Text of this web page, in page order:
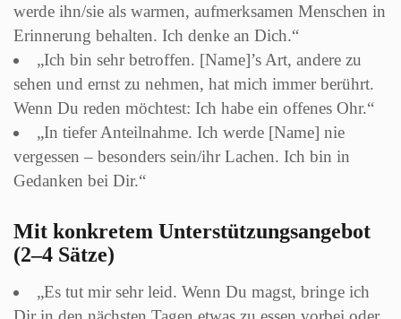
werde ihn/sie als warmen, aufmerksamen Menschen in
Erinnerung behalten. Ich denke an Dich.“
„Ich bin sehr betroffen. [Name]’s Art, andere zu
sehen und ernst zu nehmen, hat mich immer berührt.
Wenn Du reden möchtest: Ich habe ein offenes Ohr.“
„In tiefer Anteilnahme. Ich werde [Name] nie
vergessen – besonders sein/ihr Lachen. Ich bin in
Gedanken bei Dir.“
Mit konkretem Unterstützungsangebot
(2–4 Sätze)
„Es tut mir sehr leid. Wenn Du magst, bringe ich